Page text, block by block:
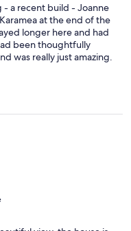
- a recent build - Joanne
at the end of the
longer here and had
been thoughtfully
was really just amazing.
Coast of the South
back here!